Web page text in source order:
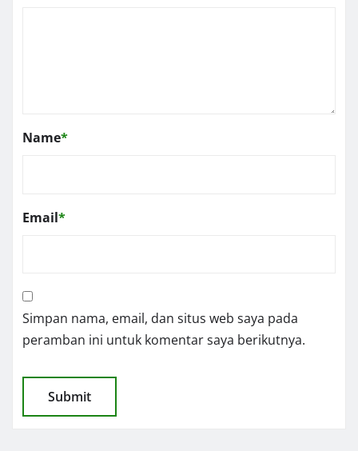
Name*
Email*
Simpan nama, email, dan situs web saya pada
peramban ini untuk komentar saya berikutnya.